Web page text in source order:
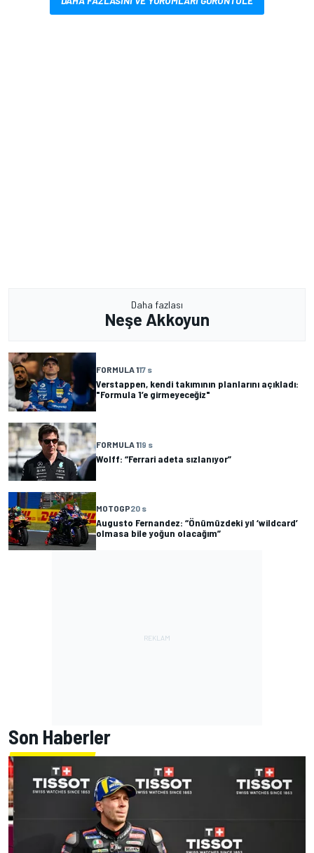
Daha fazlası
Neşe Akkoyun
FORMULA 117 s
Verstappen, kendi takımının planlarını açıkladı:
"Formula 1’e girmeyeceğiz"
FORMULA 119 s
Wolff: “Ferrari adeta sızlanıyor”
MOTOGP20 s
Augusto Fernandez: “Önümüzdeki yıl ‘wildcard’
olmasa bile yoğun olacağım”
Son Haberler